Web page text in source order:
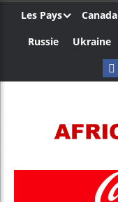
Les Pays Canada
Russie
Ukraine